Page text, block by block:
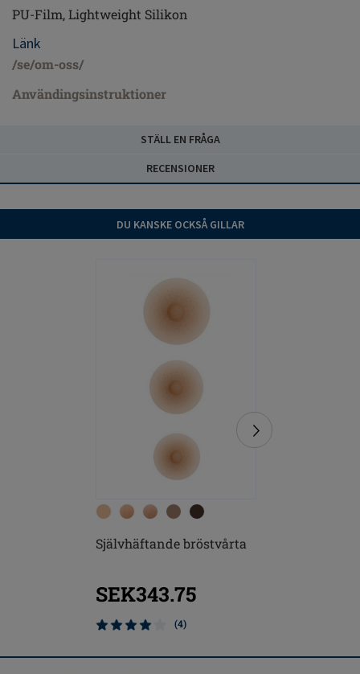
PU-Film, Lightweight Silikon
Länk
/se/om-oss/
Användingsinstruktioner
STÄLL EN FRÅGA
RECENSIONER
DU KANSKE OCKSÅ GILLAR
Självhäftande bröstvårta
SEK343.75
(4)